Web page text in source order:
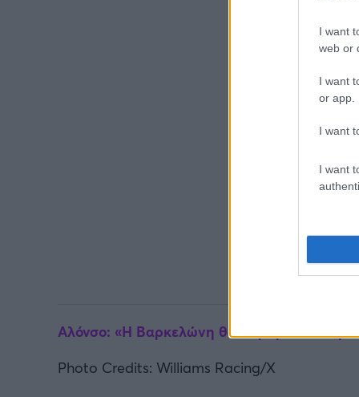
I want
web or
I want
or app.
I want
I want
Αλόνσο: «Η Βαρκελώνη θα παραμείνει στη
Photo Credits: Williams Racing/X